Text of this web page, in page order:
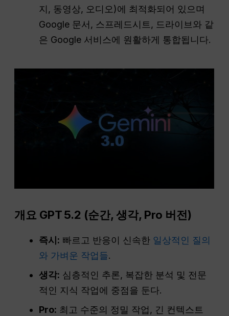
지, 동영상, 오디오)에 최적화되어 있으며
Google 문서, 스프레드시트, 드라이브와 같
은 Google 서비스에 원활하게 통합됩니다.
개요 GPT5.2 (순간, 생각, Pro 버전)
즉시: 빠르고 반응이 신속한 일상적인 질의
와 가벼운 작업들.
생각: 심층적인 추론, 복잡한 분석 및 전문
적인 지식 작업에 중점을 둔다.
Pro: 최고 수준의 정밀 작업, 긴 컨텍스트